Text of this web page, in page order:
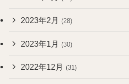
2023年2月 (28)
2023年1月 (30)
2022年12月 (31)